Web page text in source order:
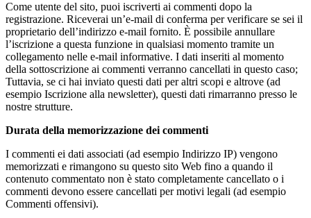
Come utente del sito, puoi iscriverti ai commenti dopo la
registrazione. Riceverai un’e-mail di conferma per verificare se sei il
proprietario dell’indirizzo e-mail fornito. È possibile annullare
l’iscrizione a questa funzione in qualsiasi momento tramite un
collegamento nelle e-mail informative. I dati inseriti al momento
della sottoscrizione ai commenti verranno cancellati in questo caso;
Tuttavia, se ci hai inviato questi dati per altri scopi e altrove (ad
esempio Iscrizione alla newsletter), questi dati rimarranno presso le
nostre strutture.
Durata della memorizzazione dei commenti
I commenti ei dati associati (ad esempio Indirizzo IP) vengono
memorizzati e rimangono su questo sito Web fino a quando il
contenuto commentato non è stato completamente cancellato o i
commenti devono essere cancellati per motivi legali (ad esempio
Commenti offensivi).